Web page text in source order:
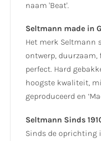
naam 'Beat'.
Seltmann made in
Het merk Seltmann
ontwerp,
perfect. Hard
hoogste kwaliteit,
geproduceerd en
Seltmann Sinds
Sinds de oprichting